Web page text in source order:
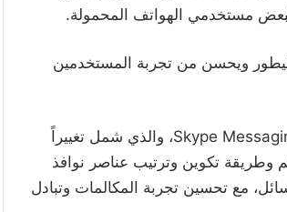
مستخدمي الهواتف المحمولة.
ويحسن من تجربة المستخدمين
ففي فبراير الماضي، أطلقت مايكروسوفت، تحديثاً جذرياً Skype Messaging 2.0، والذي شمل تغييراً
وطريقة تكوين وترتيب عناصر نوافذ
مع تحسين تجربة المكالمات وتبادل